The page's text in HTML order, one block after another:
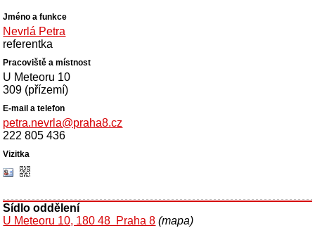
Nevrlá Petra
referentka
U Meteoru 10
309 (přízemí)
petra.nevrla@praha8.cz
222 805 436
Sídlo oddělení
U Meteoru 10, 180 48 Praha 8 (mapa)